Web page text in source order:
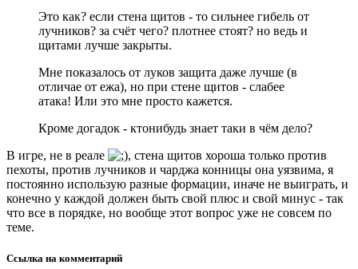
Это как? если стена щитов - то сильнее гибель от
лучников? за счёт чего? плотнее стоят? но ведь и
щитами лучше закрыты.
Мне показалось от луков защита даже лучше (в
отличае от ежа), но при стене щитов - слабее
атака! Или это мне просто кажется.
Кроме догадок - ктонибудь знает таки в чём дело?
В игре, не в реале
, стена щитов хороша только против
пехоты, против лучников и чарджа конницы она уязвима, я
постоянно использую разные формации, иначе не выиграть, и
конечно у каждой должен быть свой плюс и свой минус - так
что все в порядке, но вообще этот вопрос уже не совсем по
теме.
Ссылка на комментарий